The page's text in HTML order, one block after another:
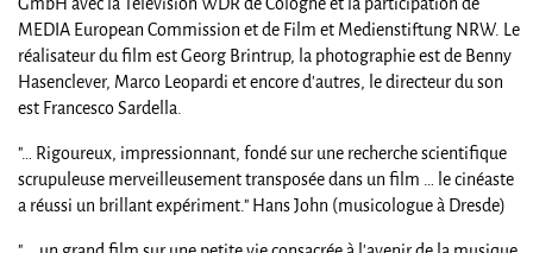
MEDIA European Commission et de Film et Medienstiftung NRW. Le
réalisateur du film est Georg Brintrup, la photographie est de Benny
Hasenclever, Marco Leopardi et encore d'autres, le directeur du son
est Francesco Sardella.
"… Rigoureux, impressionnant, fondé sur une recherche scientifique
scrupuleuse merveilleusement transposée dans un film … le cinéaste
a réussi un brillant expériment." Hans John (musicologue à Dresde)